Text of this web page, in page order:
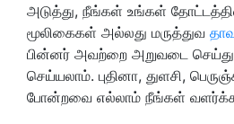
அடுத்து, நீங்கள் உங்கள்
மூலிகைகள் அல்லது மருத்துவ
பின்னர் அவற்றை அறுவடை
செய்யலாம். புதினா, துளசி,
போன்றவை எல்லாம் நீங்கள் வளர்க்க